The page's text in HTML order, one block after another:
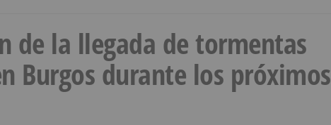
de la llegada de tormentas
Burgos durante los próximos